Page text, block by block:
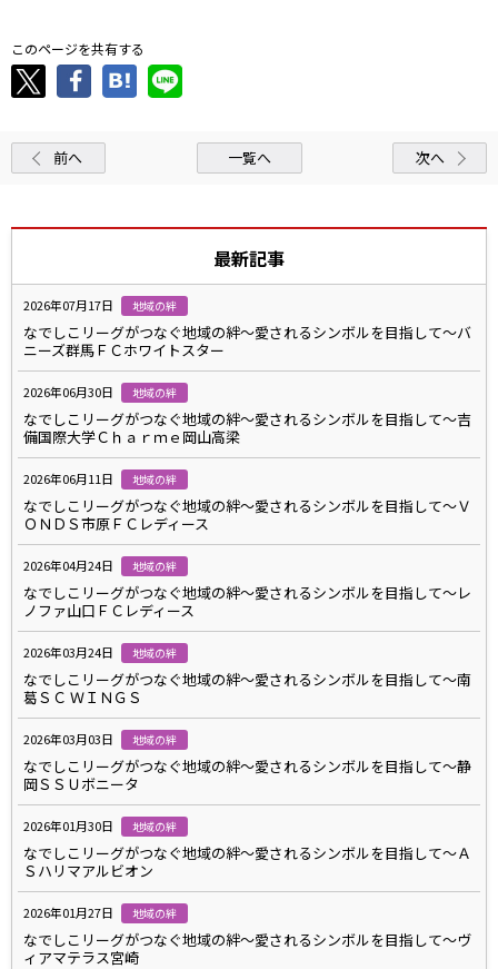
このページを共有する
前へ 一覧へ 次へ
最新記事
2026年07月17日 地域の絆
なでしこリーグがつなぐ地域の絆～愛されるシンボルを目指して～バ
ニーズ群馬ＦＣホワイトスター
2026年06月30日 地域の絆
なでしこリーグがつなぐ地域の絆～愛されるシンボルを目指して～吉
備国際大学Ｃｈａｒｍｅ岡山高梁
2026年06月11日 地域の絆
なでしこリーグがつなぐ地域の絆～愛されるシンボルを目指して～Ｖ
ＯＮＤＳ市原ＦＣレディース
2026年04月24日 地域の絆
なでしこリーグがつなぐ地域の絆～愛されるシンボルを目指して～レ
ノファ山口ＦＣレディース
2026年03月24日 地域の絆
なでしこリーグがつなぐ地域の絆～愛されるシンボルを目指して～南
葛ＳＣ ＷＩＮＧＳ
2026年03月03日 地域の絆
なでしこリーグがつなぐ地域の絆～愛されるシンボルを目指して～静
岡ＳＳＵボニータ
2026年01月30日 地域の絆
なでしこリーグがつなぐ地域の絆～愛されるシンボルを目指して～Ａ
Ｓハリマアルビオン
2026年01月27日 地域の絆
なでしこリーグがつなぐ地域の絆～愛されるシンボルを目指して～ヴ
ィアマテラス宮崎